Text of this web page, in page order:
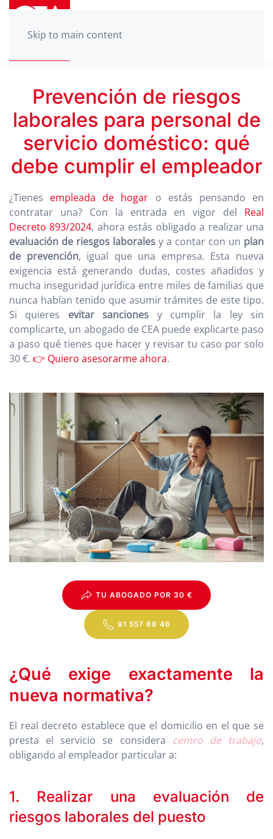
Skip to main content
Prevención de riesgos
laborales para personal de
servicio doméstico: qué
debe cumplir el empleador
¿Tienes empleada de hogar o estás pensando en
contratar una? Con la entrada en vigor del Real
Decreto 893/2024, ahora estás obligado a realizar una
evaluación de riesgos laborales y a contar con un plan
de prevención, igual que una empresa. Esta nueva
exigencia está generando dudas, costes añadidos y
mucha inseguridad jurídica entre miles de familias que
nunca habían tenido que asumir trámites de este tipo.
Si quieres evitar sanciones y cumplir la ley sin
complicarte, un abogado de CEA puede explicarte paso
a paso qué tienes que hacer y revisar tu caso por solo
30 €. 👉 Quiero asesorarme ahora.
TU ABOGADO POR 30 €
91 557 68 46
¿Qué exige exactamente la
nueva normativa?
El real decreto establece que el domicilio en el que se
presta el servicio se considera
centro de trabajo,
obligando al empleador particular a:
1. Realizar una evaluación de
riesgos laborales del puesto